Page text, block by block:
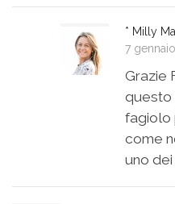
* Milly
7
Grazie
questo
fagiolo
come
uno dei